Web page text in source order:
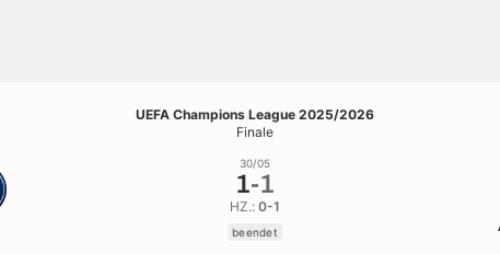
UEFA Champions League 2025/2026
Finale
30/05
1-1
HZ.: 0-1
beendet